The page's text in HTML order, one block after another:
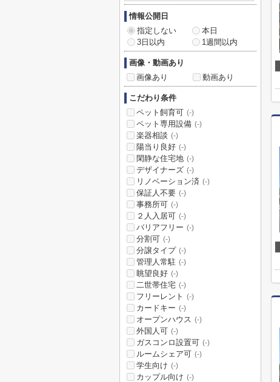
情報公開日
指定しない
本日
3日以内
1週間以内
画像・動画あり
画像あり
動画あり
こだわり条件
ペット飼育可 (-)
ペット専用設備 (-)
楽器相談 (-)
陽当り良好 (-)
閑静な住宅地 (-)
デザイナーズ (-)
リノベーション済 (-)
保証人不要 (-)
事務所可 (-)
２人入居可 (-)
バリアフリー (-)
分割可 (-)
分譲タイプ (-)
管理人常駐 (-)
眺望良好 (-)
二世帯住宅 (-)
フリーレント (-)
カードキー (-)
オープンハウス (-)
外国人可 (-)
ガスコンロ設置可 (-)
ルームシェア可 (-)
学生向け (-)
カップル向け (-)